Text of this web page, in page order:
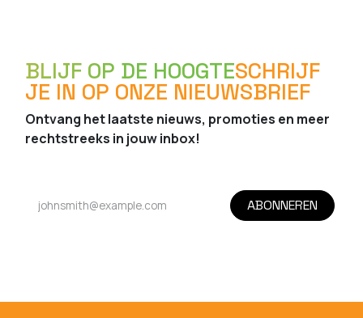
BLIJF OP DE HOOGTESCHRIJF
JE IN OP ONZE NIEUWSBRIEF
Ontvang het laatste nieuws, promoties en meer
rechtstreeks in jouw inbox!
ABONNEREN